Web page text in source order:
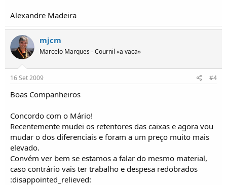
Alexandre Madeira
mjcm
Marcelo Marques - Cournil «a vaca»
16 Set 2009 #4
Boas Companheiros
Concordo com o Mário!
Recentemente mudei os retentores das caixas e agora vou
mudar o dos diferenciais e foram a um preço muito mais
elevado.
Convém ver bem se estamos a falar do mesmo material,
caso contrário vais ter trabalho e despesa redobrados
:disappointed_relieved: